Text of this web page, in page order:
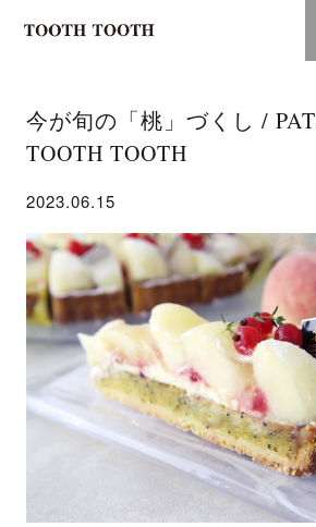
今が旬の「桃」づくし /
TOOTH TOOTH
2023.06.15